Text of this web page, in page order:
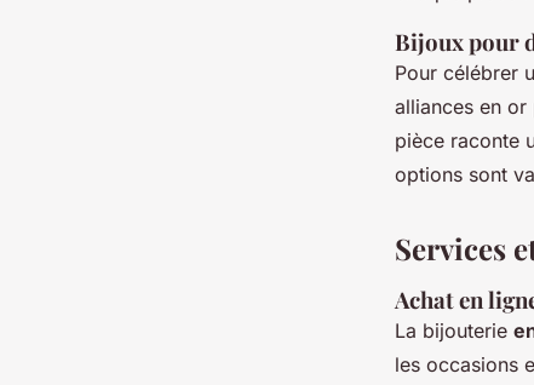
Bijoux pour
Pour célébrer
alliances en
pièce raconte
options sont
Services
Achat en
La bijouterie
les occasions